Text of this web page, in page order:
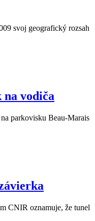
svoj geografický rozsah
na vodiča
parkovisku Beau-Marais
CNIR oznamuje, že tunel